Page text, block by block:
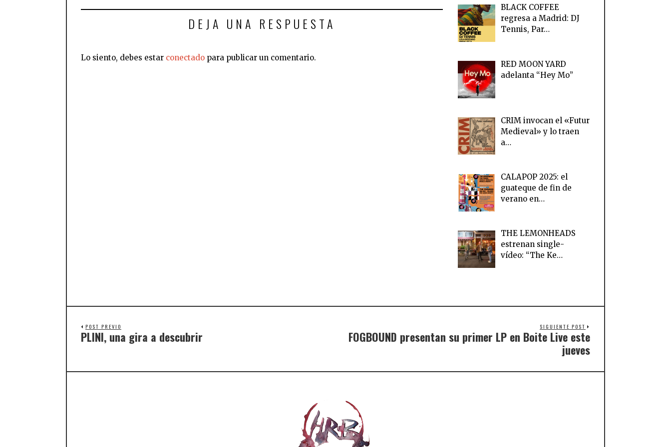
DEJA UNA RESPUESTA
Lo siento, debes estar conectado para publicar un comentario.
BLACK COFFEE
regresa a Madrid: DJ
Tennis, Par…
RED MOON YARD
adelanta “Hey Mo”
CRIM invocan el «Futur
Medieval» y lo traen
a…
CALAPOP 2025: el
guateque de fin de
verano en…
THE LEMONHEADS
estrenan single-
vídeo: “The Ke…
POST PREVIO
PLINI, una gira a descubrir
SIGUIENTE POST
FOGBOUND presentan su primer LP en Boite Live este
jueves